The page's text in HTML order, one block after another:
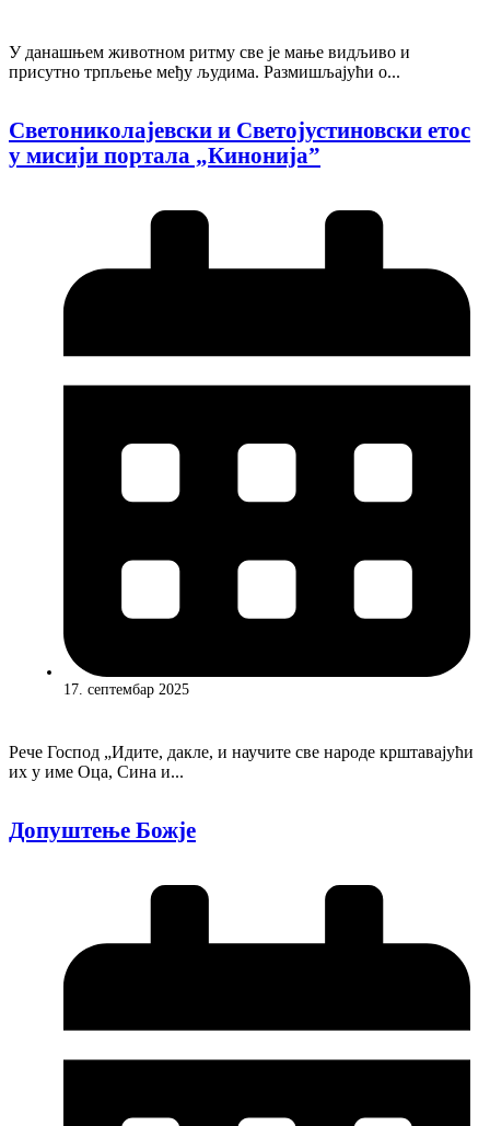
У данашњем животном ритму све је мање видљиво и
присутно трпљење међу људима. Размишљајући о...
Светониколајевски и Светојустиновски етос
у мисији портала „Кинонија”
17. септембар 2025
Рече Господ „Идите, дакле, и научите све народе крштавајући
их у име Оца, Сина и...
Допуштење Божје